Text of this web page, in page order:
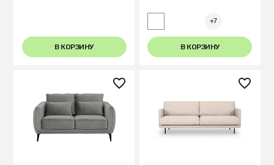
В КОРЗИНУ
+7
В КОРЗИНУ